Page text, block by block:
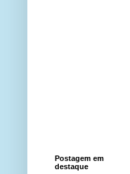
Postagem em
destaque